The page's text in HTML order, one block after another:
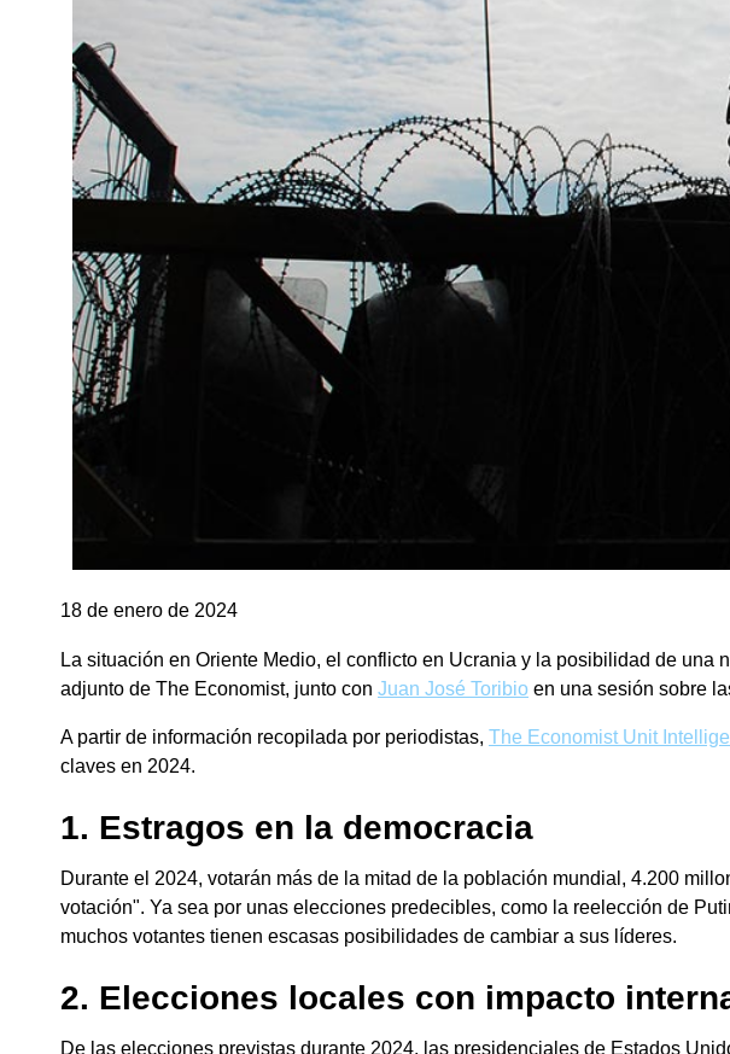
18 de enero de 2024
La situación en Oriente Medio, el conflicto en Ucrania y la posibilidad de
adjunto de The Economist, junto con Juan José Toribio en una sesión sobre
A partir de información recopilada por periodistas, The Economist Unit
claves en 2024.
1. Estragos en la democracia
Durante el 2024, votarán más de la mitad de la población mundial, 4.200
votación". Ya sea por unas elecciones predecibles, como la reelección de
muchos votantes tienen escasas posibilidades de cambiar a sus líderes.
2. Elecciones locales con impacto
De las elecciones previstas durante 2024, las presidenciales de Estados